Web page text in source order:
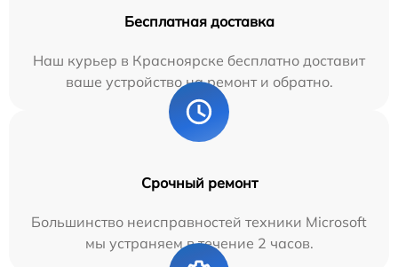
Бесплатная доставка
Наш курьер в Красноярске бесплатно доставит
ваше устройство на ремонт и обратно.
Срочный ремонт
Большинство неисправностей техники Microsoft
мы устраняем в течение 2 часов.